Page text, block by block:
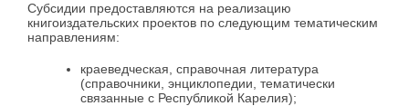
Субсидии предоставляются на реализацию
книгоиздательских проектов по следующим тематическим
направлениям:
краеведческая, справочная литература
(справочники, энциклопедии, тематически
связанные с Республикой Карелия);